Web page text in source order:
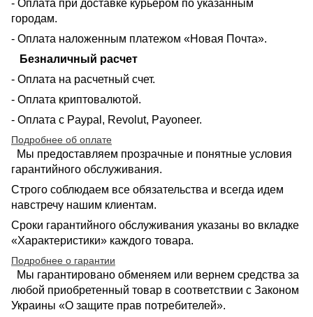
- Оплата при доставке курьером по указанным
городам.
- Оплата наложенным платежом «Новая Почта».
Безналичный расчет
- Оплата на расчетный счет.
- Оплата криптовалютой.
- Оплата с Paypal, Revolut, Payoneer.
Подробнее об оплате
Мы предоставляем прозрачные и понятные условия
гарантийного обслуживания.
Строго соблюдаем все обязательства и всегда идем
навстречу нашим клиентам.
Сроки гарантийного обслуживания указаны во вкладке
«Характеристики» каждого товара.
Подробнее о гарантии
Мы гарантировано обменяем или вернем средства за
любой приобретенный товар в соответствии с Законом
Украины «О защите прав потребителей».